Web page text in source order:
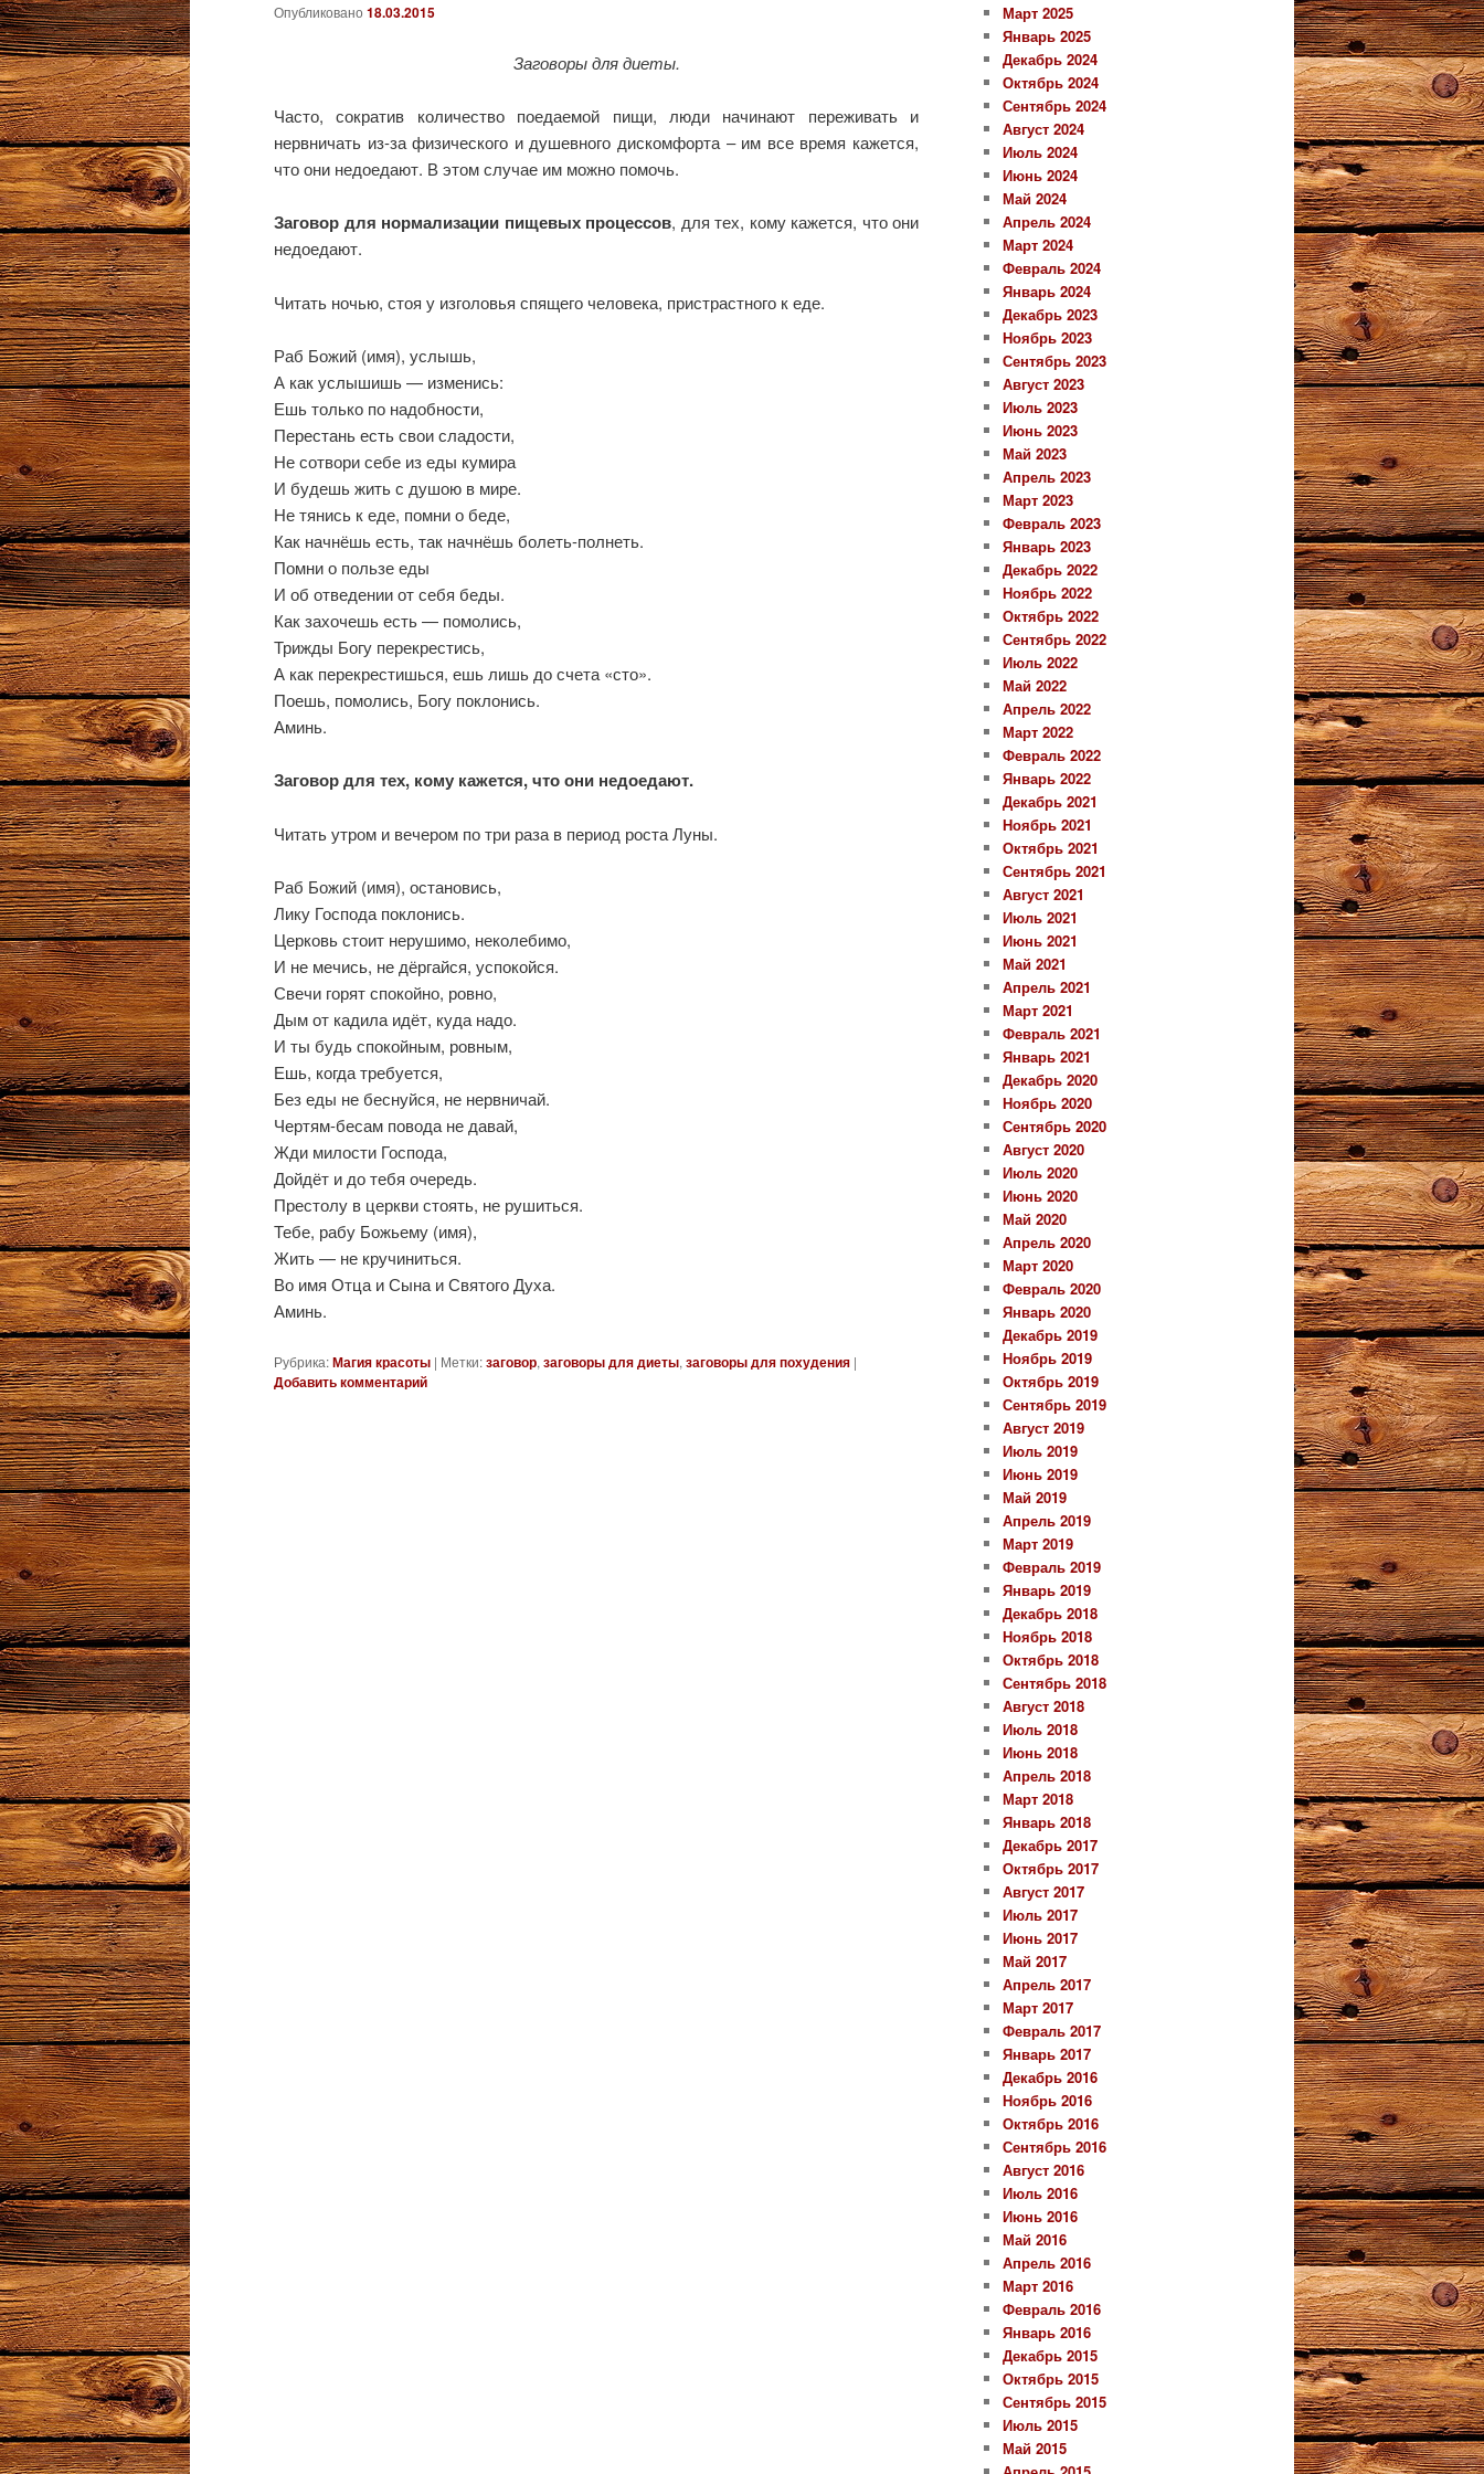
Опубликовано 18.03.2015
Заговоры для диеты.
Часто, сократив количество поедаемой пищи, люди начинают переживать и
нервничать из-за физического и душевного дискомфорта – им все время кажется,
что они недоедают. В этом случае им можно помочь.
Заговор для нормализации пищевых процессов, для тех, кому кажется, что они
недоедают.
Читать ночью, стоя у изголовья спящего человека, пристрастного к еде.
Раб Божий (имя), услышь,
А как услышишь — изменись:
Ешь только по надобности,
Перестань есть свои сладости,
Не сотвори себе из еды кумира
И будешь жить с душою в мире.
Не тянись к еде, помни о беде,
Как начнёшь есть, так начнёшь болеть-полнеть.
Помни о пользе еды
И об отведении от себя беды.
Как захочешь есть — помолись,
Трижды Богу перекрестись,
А как перекрестишься, ешь лишь до счета «сто».
Поешь, помолись, Богу поклонись.
Аминь.
Заговор для тех, кому кажется, что они недоедают.
Читать утром и вечером по три раза в период роста Луны.
Раб Божий (имя), остановись,
Лику Господа поклонись.
Церковь стоит нерушимо, неколебимо,
И не мечись, не дёргайся, успокойся.
Свечи горят спокойно, ровно,
Дым от кадила идёт, куда надо.
И ты будь спокойным, ровным,
Ешь, когда требуется,
Без еды не беснуйся, не нервничай.
Чертям-бесам повода не давай,
Жди милости Господа,
Дойдёт и до тебя очередь.
Престолу в церкви стоять, не рушиться.
Тебе, рабу Божьему (имя),
Жить — не кручиниться.
Во имя Отца и Сына и Святого Духа.
Аминь.
Рубрика:Магия красоты | Метки:заговор, заговоры для диеты, заговоры для похудения |
Добавить комментарий
Март 2025
Январь 2025
Декабрь 2024
Октябрь 2024
Сентябрь 2024
Август 2024
Июль 2024
Июнь 2024
Май 2024
Апрель 2024
Март 2024
Февраль 2024
Январь 2024
Декабрь 2023
Ноябрь 2023
Сентябрь 2023
Август 2023
Июль 2023
Июнь 2023
Май 2023
Апрель 2023
Март 2023
Февраль 2023
Январь 2023
Декабрь 2022
Ноябрь 2022
Октябрь 2022
Сентябрь 2022
Июль 2022
Май 2022
Апрель 2022
Март 2022
Февраль 2022
Январь 2022
Декабрь 2021
Ноябрь 2021
Октябрь 2021
Сентябрь 2021
Август 2021
Июль 2021
Июнь 2021
Май 2021
Апрель 2021
Март 2021
Февраль 2021
Январь 2021
Декабрь 2020
Ноябрь 2020
Сентябрь 2020
Август 2020
Июль 2020
Июнь 2020
Май 2020
Апрель 2020
Март 2020
Февраль 2020
Январь 2020
Декабрь 2019
Ноябрь 2019
Октябрь 2019
Сентябрь 2019
Август 2019
Июль 2019
Июнь 2019
Май 2019
Апрель 2019
Март 2019
Февраль 2019
Январь 2019
Декабрь 2018
Ноябрь 2018
Октябрь 2018
Сентябрь 2018
Август 2018
Июль 2018
Июнь 2018
Апрель 2018
Март 2018
Январь 2018
Декабрь 2017
Октябрь 2017
Август 2017
Июль 2017
Июнь 2017
Май 2017
Апрель 2017
Март 2017
Февраль 2017
Январь 2017
Декабрь 2016
Ноябрь 2016
Октябрь 2016
Сентябрь 2016
Август 2016
Июль 2016
Июнь 2016
Май 2016
Апрель 2016
Март 2016
Февраль 2016
Январь 2016
Декабрь 2015
Октябрь 2015
Сентябрь 2015
Июль 2015
Май 2015